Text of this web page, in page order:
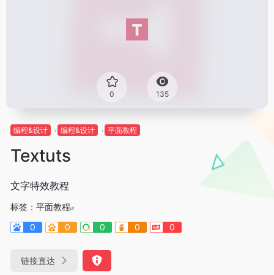
0 135
编程&设计 编程&设计 平面教程
Textuts
文字特效教程
标签： 平面教程
0
0 0 0 0
链接直达